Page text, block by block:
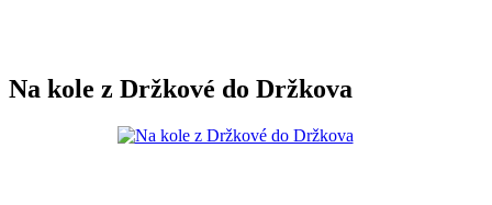
Na kole z Držkové do Držkova